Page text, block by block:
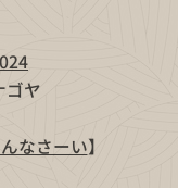
ヤ🏰
なさーい】